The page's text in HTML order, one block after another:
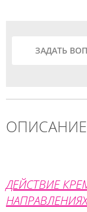
ЗАДАТЬ
ДЕЙСТВИЕ